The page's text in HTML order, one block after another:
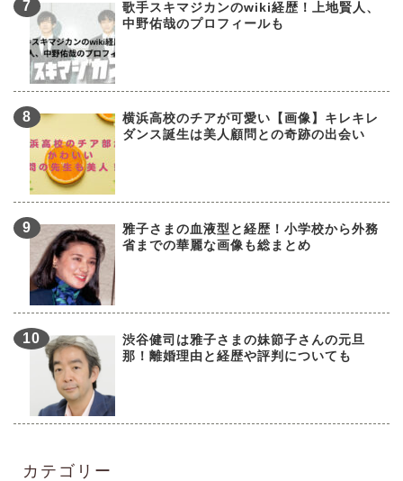
歌手スキマジカンのwiki経歴！上地賢人、
中野佑哉のプロフィールも
横浜高校のチアが可愛い【画像】キレキレ
ダンス誕生は美人顧問との奇跡の出会い
雅子さまの血液型と経歴！小学校から外務
省までの華麗な画像も総まとめ
渋谷健司は雅子さまの妹節子さんの元旦
那！離婚理由と経歴や評判についても
カテゴリー